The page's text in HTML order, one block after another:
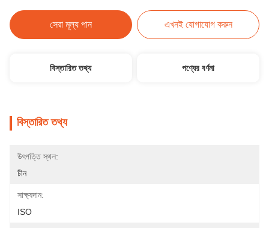
সেরা মূল্য পান এখনই যোগাযোগ করুন
বিস্তারিত তথ্য পণ্যের বর্ণনা
বিস্তারিত তথ্য
উৎপত্তি স্থল:
চীন
সাক্ষ্যদান:
ISO